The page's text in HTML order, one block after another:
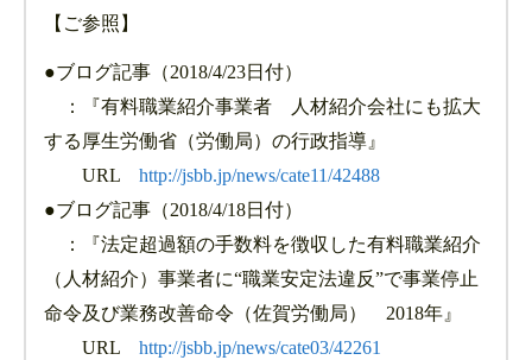
【ご参照】
●ブログ記事（2018/4/23日付）
：『有料職業紹介事業者 人材紹介会社にも拡大
する厚生労働省（労働局）の行政指導』
URLhttp://jsbb.jp/news/cate11/42488
●ブログ記事（2018/4/18日付）
：『法定超過額の手数料を徴収した有料職業紹介
（人材紹介）事業者に“職業安定法違反”で事業停止
命令及び業務改善命令（佐賀労働局） 2018年』
URLhttp://jsbb.jp/news/cate03/42261